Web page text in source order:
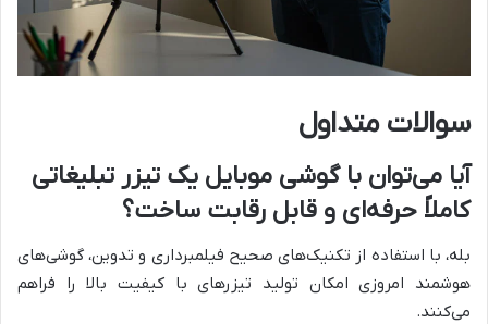
سوالات متداول
آیا می‌توان با گوشی موبایل یک تیزر تبلیغاتی
کاملاً حرفه‌ای و قابل رقابت ساخت؟
بله، با استفاده از تکنیک‌های صحیح فیلمبرداری و تدوین، گوشی‌های
هوشمند امروزی امکان تولید تیزرهای با کیفیت بالا را فراهم
می‌کنند.